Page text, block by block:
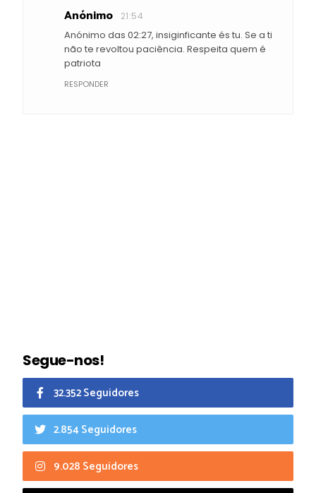
Anónimo 21:54
Anónimo das 02:27, insiginficante és tu. Se a ti
não te revoltou paciência. Respeita quem é
patriota
RESPONDER
Segue-nos!
32.352 Seguidores
2.854 Seguidores
9.028 Seguidores